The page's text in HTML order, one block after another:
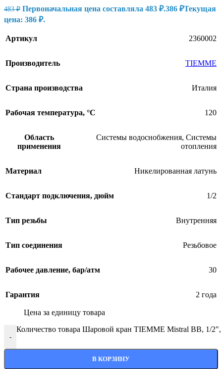
483₽ Первоначальная цена составляла 483 ₽.386 ₽Текущая
цена: 386 ₽.
Артикул 2360002
Производитель TIEMME
Страна производства Италия
Рабочая температура, °С 120
Область
применения
Системы водоснобжения, Системы
отопления
Материал Никелированная латунь
Стандарт подключения, дюйм 1/2
Тип резьбы Внутренняя
Тип соединения Резьбовое
Рабочее давление, бар/атм 30
Гарантия 2 года
Цена за единицу товара
-
Количество товара Шаровой кран TIEMME Mistral ВВ, 1/2",
В КОРЗИНУ